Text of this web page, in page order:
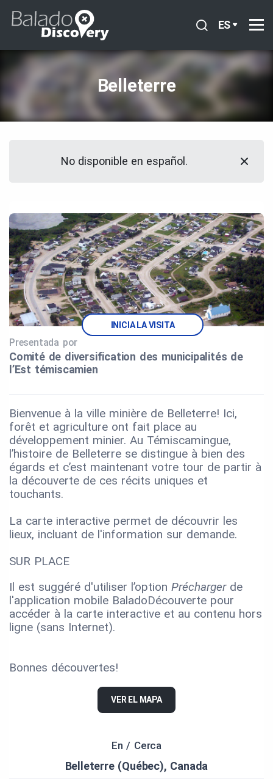
ES
Belleterre
No disponible en español.
INICIA LA VISITA
Presentada por
Comité de diversification des municipalités de
l’Est témiscamien
Bienvenue à la ville minière de Belleterre! Ici,
forêt et agriculture ont fait place au
développement minier. Au Témiscamingue,
l’histoire de Belleterre se distingue à bien des
égards et c’est maintenant votre tour de partir à
la découverte de ces récits uniques et
touchants.
La carte interactive permet de découvrir les
lieux, incluant de l'information sur demande.
SUR PLACE
Il est suggéré d'utiliser l’option Précharger de
l'application mobile BaladoDécouverte pour
accéder à la carte interactive et au contenu hors
ligne (sans Internet).
Bonnes découvertes!
VER EL MAPA
En / Cerca
Belleterre (Québec), Canada